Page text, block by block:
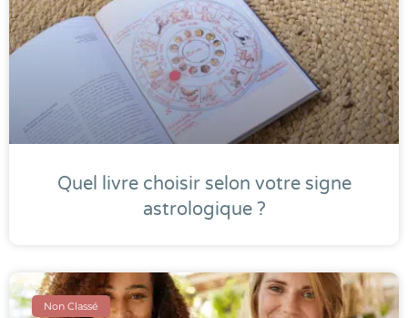
Quel livre choisir selon votre signe
astrologique ?
Non Classé